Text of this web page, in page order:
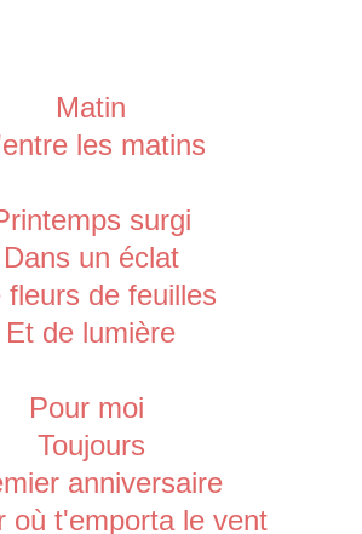
Matin
les matins
surgi
Dans un éclat
fleurs de feuilles
Et de lumière
Pour moi
Toujours
anniversaire
où t'emporta le vent